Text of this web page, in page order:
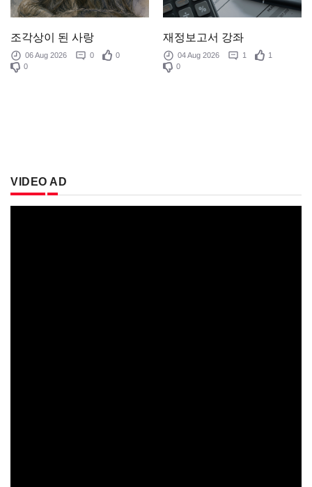
조각상이 된 사랑
06 Aug 2026 0
0
0
재정보고서 강좌
04 Aug 2026 1
1
0
VIDEO AD